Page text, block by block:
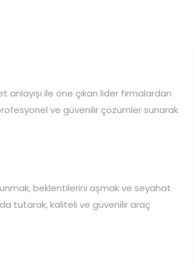
ile öne çıkan lider firmalardan
ve güvenilir çözümler sunarak
beklentilerini aşmak ve seyahat
tutarak, kaliteli ve güvenilir araç